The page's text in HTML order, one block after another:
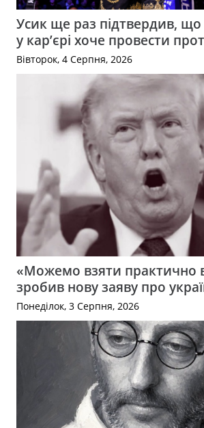
Усик ще раз підтвердив, що
у кар’єрі хоче провести
Вівторок, 4 Серпня, 2026
«Можемо взяти практично
зробив нову заяву про
Понеділок, 3 Серпня, 2026